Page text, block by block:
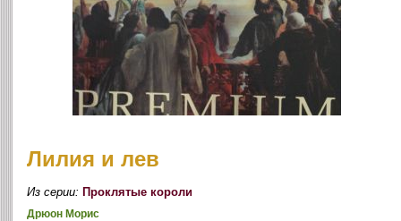
Лилия и лев
Из серии:Проклятые короли
Дрюон Морис